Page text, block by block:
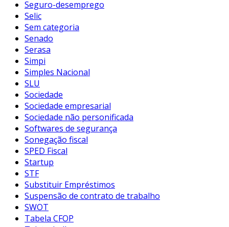
Seguro-desemprego
Selic
Sem categoria
Senado
Serasa
Simpi
Simples Nacional
SLU
Sociedade
Sociedade empresarial
Sociedade não personificada
Softwares de segurança
Sonegação fiscal
SPED Fiscal
Startup
STF
Substituir Empréstimos
Suspensão de contrato de trabalho
SWOT
Tabela CFOP